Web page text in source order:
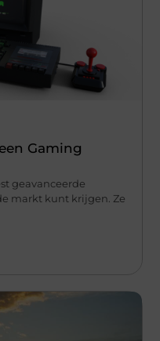
Gaming
geavanceerde
markt kunt krijgen. Ze